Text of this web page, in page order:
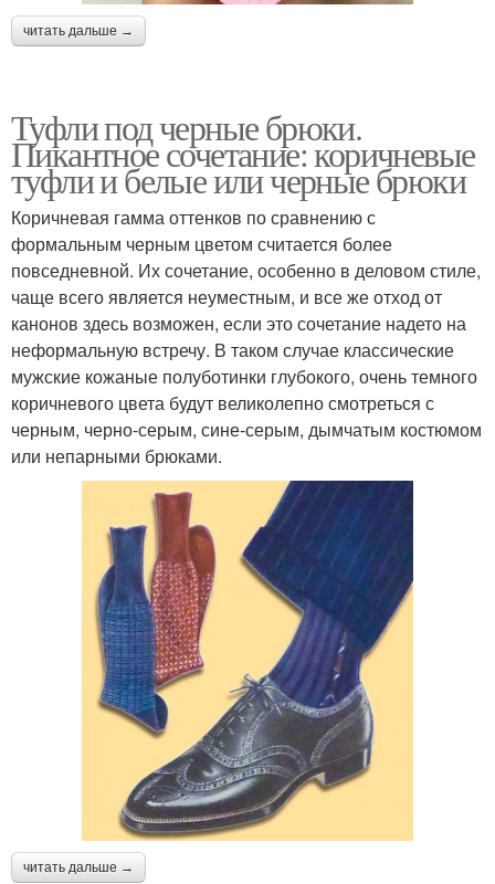
читать дальше →
Туфли под черные брюки.
Пикантное сочетание: коричневые
туфли и белые или черные брюки
Коричневая гамма оттенков по сравнению с
формальным черным цветом считается более
повседневной. Их сочетание, особенно в деловом стиле,
чаще всего является неуместным, и все же отход от
канонов здесь возможен, если это сочетание надето на
неформальную встречу. В таком случае классические
мужские кожаные полуботинки глубокого, очень темного
коричневого цвета будут великолепно смотреться с
черным, черно-серым, сине-серым, дымчатым костюмом
или непарными брюками.
читать дальше →